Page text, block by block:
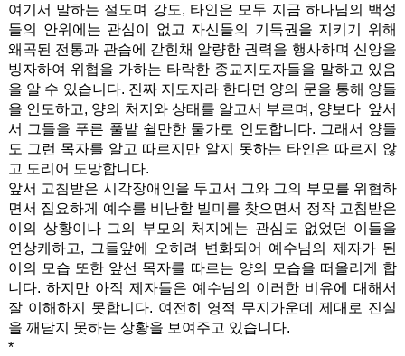
여기서 말하는 절도며 강도, 타인은 모두 지금 하나님의 백성
들의 안위에는 관심이 없고 자신들의 기득권을 지키기 위해
왜곡된 전통과 관습에 갇힌채 알량한 권력을 행사하며 신앙을
빙자하여 위협을 가하는 타락한 종교지도자들을 말하고 있음
을 알 수 있습니다. 진짜 지도자라 한다면 양의 문을 통해 양들
을 인도하고, 양의 처지와 상태를 알고서 부르며, 양보다 앞서
서 그들을 푸른 풀밭 쉴만한 물가로 인도합니다. 그래서 양들
도 그런 목자를 알고 따르지만 알지 못하는 타인은 따르지 않
고 도리어 도망합니다.
앞서 고침받은 시각장애인을 두고서 그와 그의 부모를 위협하
면서 집요하게 예수를 비난할 빌미를 찾으면서 정작 고침받은
이의 상황이나 그의 부모의 처지에는 관심도 없었던 이들을
연상케하고, 그들앞에 오히려 변화되어 예수님의 제자가 된
이의 모습 또한 앞선 목자를 따르는 양의 모습을 떠올리게 합
니다. 하지만 아직 제자들은 예수님의 이러한 비유에 대해서
잘 이해하지 못합니다. 여전히 영적 무지가운데 제대로 진실
을 깨닫지 못하는 상황을 보여주고 있습니다.
*